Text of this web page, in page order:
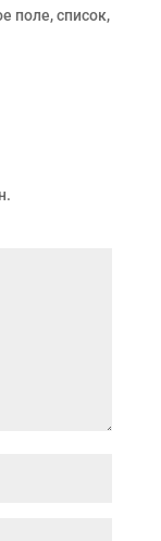
поле, список,